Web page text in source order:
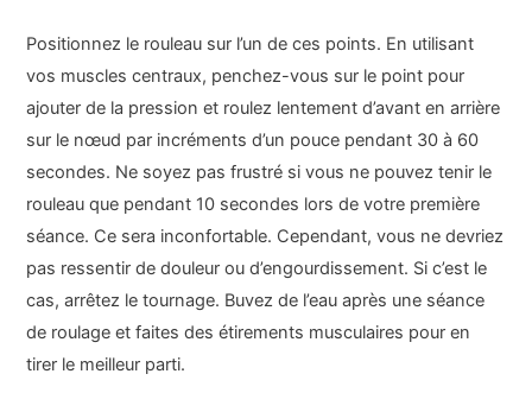
Positionnez le rouleau sur l’un de ces points. En utilisant
vos muscles centraux, penchez-vous sur le point pour
ajouter de la pression et roulez lentement d’avant en arrière
sur le nœud par incréments d’un pouce pendant 30 à 60
secondes. Ne soyez pas frustré si vous ne pouvez tenir le
rouleau que pendant 10 secondes lors de votre première
séance. Ce sera inconfortable. Cependant, vous ne devriez
pas ressentir de douleur ou d’engourdissement. Si c’est le
cas, arrêtez le tournage. Buvez de l’eau après une séance
de roulage et faites des étirements musculaires pour en
tirer le meilleur parti.